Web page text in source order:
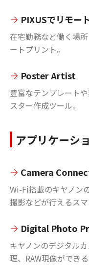
PIXUSでリモー
在宅勤務など働く場
ートプリント。
Poster Artist
豊富なテンプレート
スター作成ツール。
アプリケーシ
Camera
Wi-Fi搭載のキヤノン
撮影などが行えるスマ
Digital Photo
キヤノンのデジタル
理、RAW現像ができ